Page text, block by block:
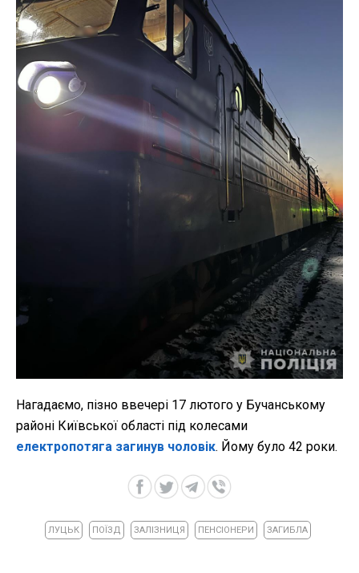
Нагадаємо, пізно ввечері 17 лютого у Бучанському
районі Київської області під колесами
електропотяга загинув чоловік. Йому було 42 роки.
ЛУЦЬК ПОЇЗД ЗАЛІЗНИЦЯ ПЕНСІОНЕРИ ЗАГИБЛА